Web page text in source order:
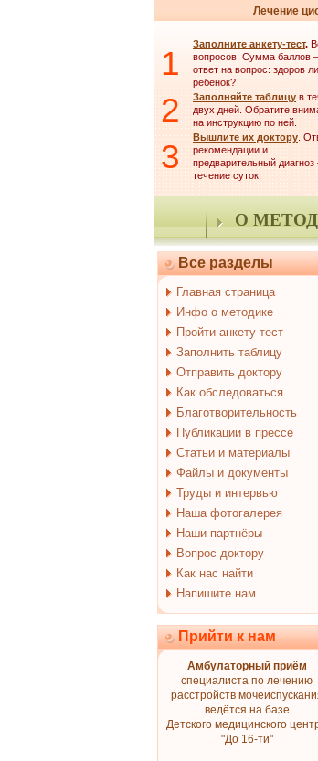
Лечение
1 Заполните анкету-тест.
вопросов. Сумма баллов –
ответ на вопрос: здоров
ребёнок?
2 Заполняйте таблицу в
двух дней. Обратите
на инструкцию по ней.
3 Вышлите их доктору.
рекомендации и
предварительный диагноз
течение суток.
О
Все разделы
Главная страница
Инфо о методике
Пройти анкету-тест
Заполнить таблицу
Отправить доктору
Как обследоваться
Благотворительность
Публикации в прессе
Статьи и материалы
Файлы и документы
Труды и интервью
Наша фотогалерея
Наши партнёры
Вопрос доктору
Как нас найти
Напишите нам
Прийти к нам
Амбулаторный приём
специалиста по лечению
расстройств
ведётся на базе
Детского медицинского
"До 16-ти"